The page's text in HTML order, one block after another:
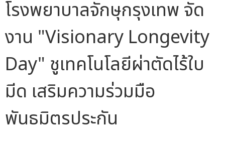
โรงพยาบาลจักษุกรุงเทพ จัด
งาน "Visionary Longevity
Day" ชูเทคโนโลยีผ่าตัดไร้ใบ
มีด เสริมความร่วมมือ
พันธมิตรประกัน